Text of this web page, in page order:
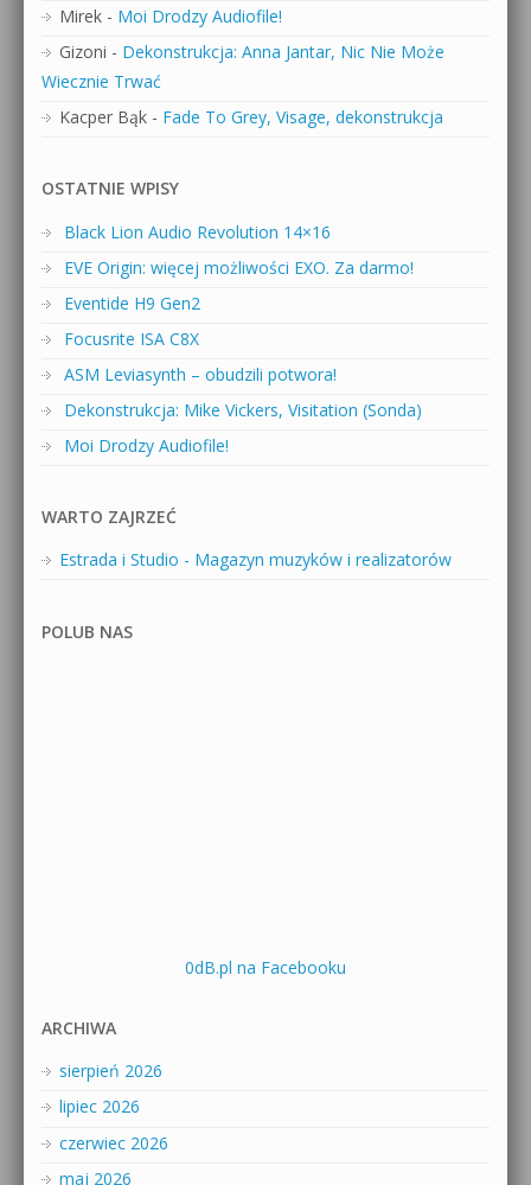
Mirek - Moi Drodzy Audiofile!
Gizoni - Dekonstrukcja: Anna Jantar, Nic Nie Może
Wiecznie Trwać
Kacper Bąk - Fade To Grey, Visage, dekonstrukcja
OSTATNIE WPISY
Black Lion Audio Revolution 14×16
EVE Origin: więcej możliwości EXO. Za darmo!
Eventide H9 Gen2
Focusrite ISA C8X
ASM Leviasynth – obudzili potwora!
Dekonstrukcja: Mike Vickers, Visitation (Sonda)
Moi Drodzy Audiofile!
WARTO ZAJRZEĆ
Estrada i Studio - Magazyn muzyków i realizatorów
POLUB NAS
0dB.pl na Facebooku
ARCHIWA
sierpień 2026
lipiec 2026
czerwiec 2026
maj 2026